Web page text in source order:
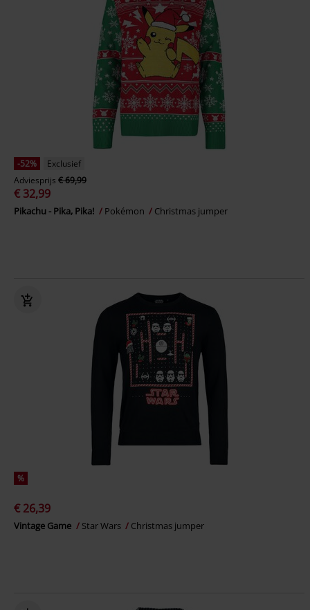
-52%
Exclusief
Adviesprijs € 69,99
€ 32,99
Pikachu - Pika, Pika! Pokémon Christmas jumper
%
€ 26,39
Vintage Game Star Wars Christmas jumper